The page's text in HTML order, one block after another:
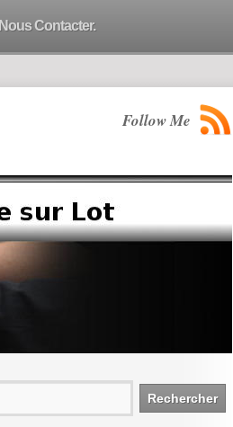
Nous Contacter.
Follow Me